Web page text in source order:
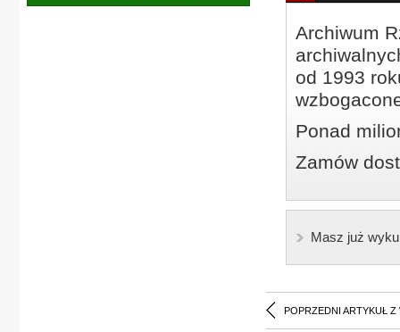
Archiwum
od 1993
Ponad
Zamów
Masz już
POPRZEDNI ARTYKUŁ Z